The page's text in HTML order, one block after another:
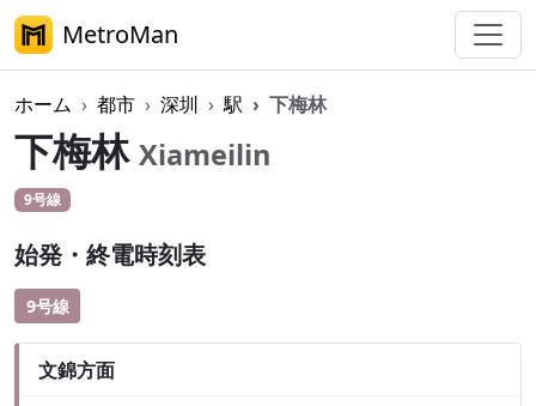
MetroMan
ホーム 都市 深圳 駅 下梅林
下梅林 Xiameilin
9号線
始発・終電時刻表
9号線
文錦方面